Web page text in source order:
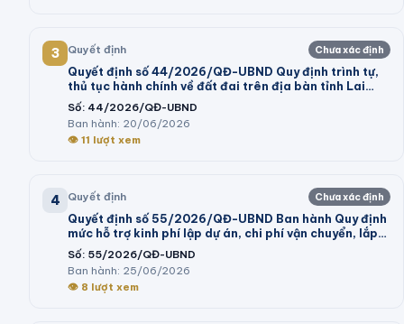
3 Quyết định Chưa xác định
Quyết định số 44/2026/QĐ-UBND Quy định trình tự,
thủ tục hành chính về đất đai trên địa bàn tỉnh Lai
Châu
Số: 44/2026/QĐ-UBND
Ban hành: 20/06/2026
👁 11 lượt xem
4 Quyết định Chưa xác định
Quyết định số 55/2026/QĐ-UBND Ban hành Quy định
mức hỗ trợ kinh phí lập dự án, chi phí vận chuyển, lắp
đặt máy móc, dây chuyền thiết bị vào cụm công
nghiệp theo Nghị định số 32/2024/NĐ-CP của Chính
phủ và trình tự, thủ tục thực hiện chính sách hỗ trợ tại
Nghị quyết số 05/2026/NQ-HĐND của Hội đồng nhân
Số: 55/2026/QĐ-UBND
Ban hành: 25/06/2026
👁 8 lượt xem